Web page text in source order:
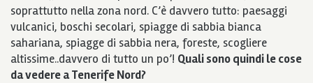
soprattutto nella zona nord. C’è davvero tutto: paesaggi
vulcanici, boschi secolari, spiagge di sabbia bianca
sahariana, spiagge di sabbia nera, foreste, scogliere
altissime..davvero di tutto un po’! Quali sono quindi le cose
da vedere a Tenerife Nord?